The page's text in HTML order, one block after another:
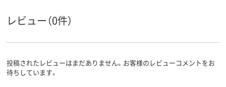
レビュー（0件）
投稿されたレビューはまだありません。お客様のレビューコメントをお
待ちしています。